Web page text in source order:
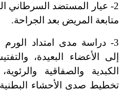
2- عيار المستضد السرطاني الجنيني
متابعة المريض بعد الجراحة.
3- دراسة مدى امتداد الورم
إلى الأعضاء البعيدة،
الكبدية والصفاقية
تخطيط صدى الأحشاء